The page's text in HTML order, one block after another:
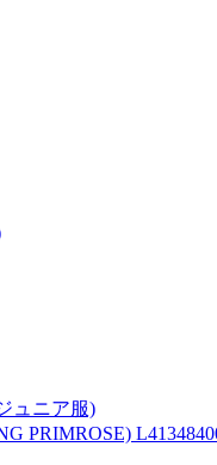
ュニア服)
PRIMROSE)